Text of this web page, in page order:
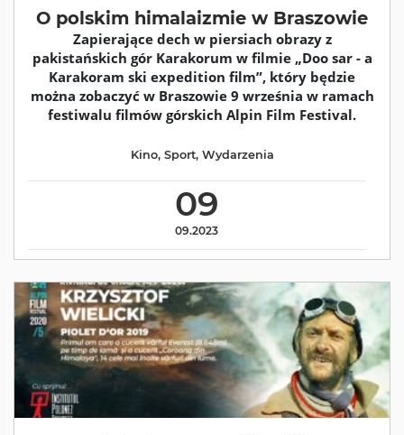
O polskim himalaizmie w Braszowie
Zapierające dech w piersiach obrazy z
pakistańskich gór Karakorum w filmie „Doo sar - a
Karakoram ski expedition film”, który będzie
można zobaczyć w Braszowie 9 września w ramach
festiwalu filmów górskich Alpin Film Festival.
09
09.2023
Kino, Sport, Wydarzenia